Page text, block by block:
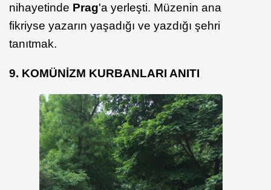
nihayetinde Prag'a yerleşti. Müzenin ana
fikriyse yazarın yaşadığı ve yazdığı şehri
tanıtmak.
9. KOMÜNİZM KURBANLARI ANITI